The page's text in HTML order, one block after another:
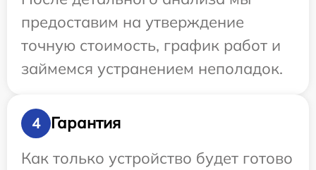
предоставим на утверждение
точную стоимость, график работ и
займемся устранением неполадок.
4
Гарантия
Как только устройство будет готово